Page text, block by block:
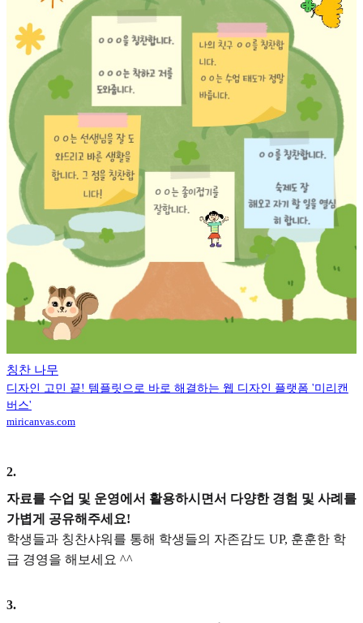
칭찬 나무
디자인 고민 끝! 템플릿으로 바로 해결하는 웹 디자인 플랫폼 '미리캔
버스'
miricanvas.com
2.
자료를 수업 및 운영에서 활용하시면서 다양한 경험 및 사례를
가볍게 공유해주세요!
학생들과 칭찬샤워를 통해 학생들의 자존감도 UP, 훈훈한 학
급 경영을 해보세요 ^^
3.